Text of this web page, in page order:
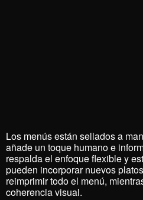
Los menús están sellados a
añade un toque humano e
respalda el enfoque flexible y
pueden incorporar nuevos
reimprimir todo el menú,
coherencia visual.